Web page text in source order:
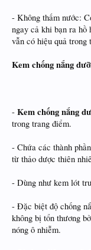
- Không thấm nước:
ngay cả khi bạn ra
vẫn có hiệu quả trong
Kem chống nắng
- Kem chống nắng
trong trang điểm.
- Chứa các thành
từ thảo dược thiên
- Dùng như kem lót
- Đặc biệt độ chống
không bị tổn thương
nóng ô nhiễm.